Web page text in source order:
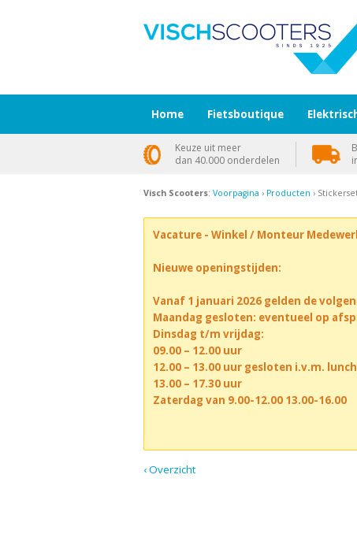
Visch Scooters: Voorpagina › Producten ›
Vacature - Winkel / Monteur
Nieuwe openingstijden:
Vanaf 1 januari 2026 gelden de
Maandag gesloten: eventueel op
Dinsdag t/m vrijdag:
09.00 – 12.00 uur
12.00 – 13.00 uur gesloten i.v.m.
13.00 – 17.30 uur
Zaterdag van 9.00-12.00 13.00-16.00
‹ Overzicht
Home Fietsboutique
Keuze uit meer
dan 40.000 onderdelen